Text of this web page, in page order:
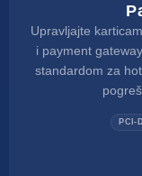
Upravljajte
i payment
standardom za
PCI-